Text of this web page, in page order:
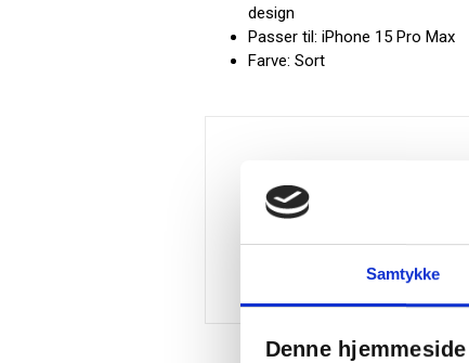
Samtykke
Denne
design
Passer til: iPhone 15 Pro Max
Farve: Sort